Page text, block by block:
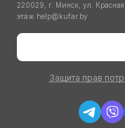
220029, г. Минск, ул.
этаж help@kufar.by
Защита прав